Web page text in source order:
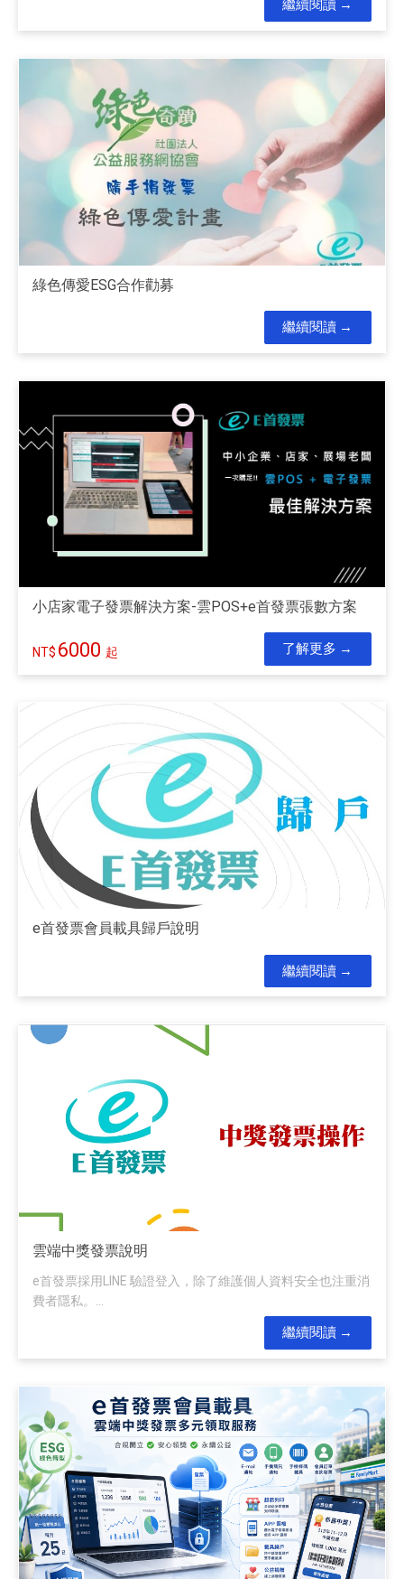
繼續閱讀
綠色傳愛ESG合作勸募
繼續閱讀
小店家電子發票解決方案-雲POS+e首發票張數方案
6000 起 了解更多
e首發票會員載具歸戶說明
繼續閱讀
雲端中獎發票說明
e首發票採用LINE 驗證登入，除了維護個人資料安全也注重消
費者隱私。...
繼續閱讀